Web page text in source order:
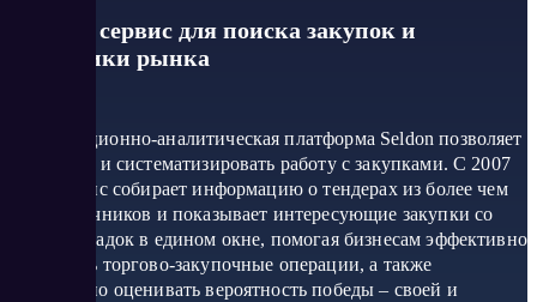
Seldon - сервис для поиска закупок и
аналитики рынка
Информационно-аналитическая платформа Seldon позволяет
упростить и систематизировать работу с закупками. С 2007
года сервис собирает информацию о тендерах из более чем
7000 источников и показывает интересующие закупки со
всех площадок в едином окне, помогая бизнесам эффективно
проводить торгово-закупочные операции, а также
комплексно оценивать вероятность победы – своей и